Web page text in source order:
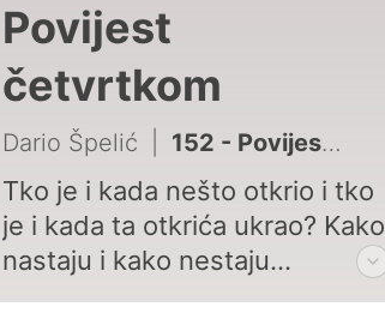
Povijest
četvrtkom
Dario Špelić 152 - Povijest četvrtkom: Sukob Staljina i Tita, II. dio
Tko je i kada nešto otkrio i tko
je i kada ta otkrića ukrao? Kako
nastaju i kako nestaju
civilizacije? Što više pokreće